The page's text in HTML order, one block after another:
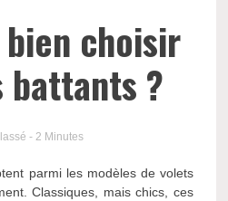
choisir
battants ?
- 2 Minutes
parmi les modèles de volets
Classiques, mais chics, ces